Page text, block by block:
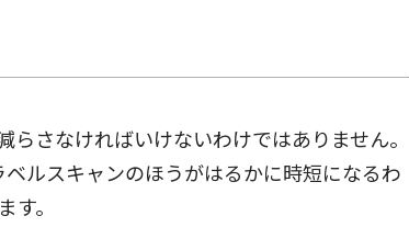
さなければいけないわけではありません。
ルスキャンのほうがはるかに時短になるわ
。